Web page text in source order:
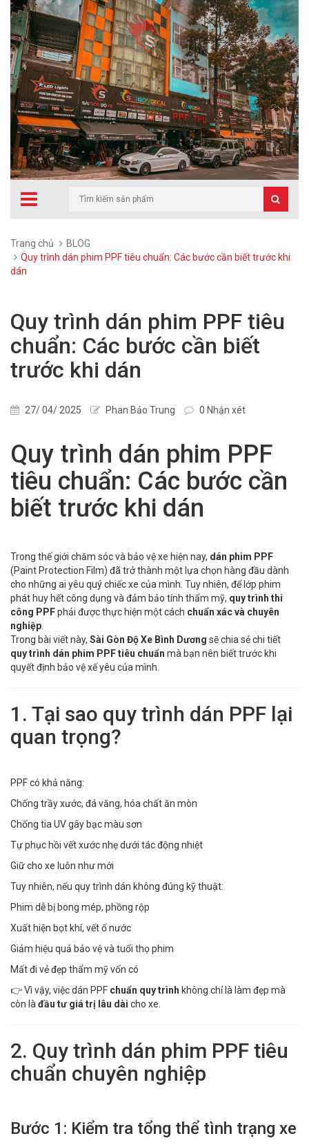
Trang chủ
BLOG
Quy trình dán phim PPF tiêu chuẩn: Các bước cần biết trước khi
dán
Quy trình dán phim PPF tiêu
chuẩn: Các bước cần biết
trước khi dán
27/ 04/ 2025 Phan Bảo Trung 0 Nhận xét
Quy trình dán phim PPF
tiêu chuẩn: Các bước cần
biết trước khi dán
Trong thế giới chăm sóc và bảo vệ xe hiện nay, dán phim PPF
(Paint Protection Film) đã trở thành một lựa chọn hàng đầu dành
cho những ai yêu quý chiếc xe của mình. Tuy nhiên, để lớp phim
phát huy hết công dụng và đảm bảo tính thẩm mỹ, quy trình thi
công PPFphải được thực hiện một cách chuẩn xác và chuyên
nghiệp
Trong bài viết này, Sài Gòn Độ Xe Bình Dương sẽ chia sẻ chi tiết
quy trình dán phim PPF tiêu chuẩn mà bạn nên biết trước khi
quyết định bảo vệ xế yêu của mình.
1. Tại sao quy trình dán PPF lại
quan trọng?
PPF có khả năng:
Chống trầy xước, đá văng, hóa chất ăn mòn
Chống tia UV gây bạc màu sơn
Tự phục hồi vết xước nhẹ dưới tác động nhiệt
Giữ cho xe luôn như mới
Tuy nhiên, nếu quy trình dán không đúng kỹ thuật:
Phim dễ bị bong mép, phồng rộp
Xuất hiện bọt khí, vết ố nước
Giảm hiệu quả bảo vệ và tuổi thọ phim
Mất đi vẻ đẹp thẩm mỹ vốn có
👉 Vì vậy, việc dán PPF chuẩn quy trình không chỉ là làm đẹp mà
còn là đầu tư giá trị lâu dài cho xe.
2. Quy trình dán phim PPF tiêu
chuẩn chuyên nghiệp
Bước 1: Kiểm tra tổng thể tình trạng xe